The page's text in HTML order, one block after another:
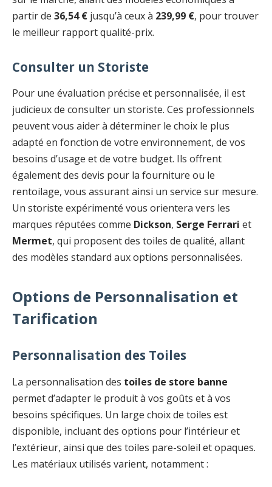
partir de 36,54 € jusqu’à ceux à 239,99 €, pour trouver
le meilleur rapport qualité-prix.
Consulter un Storiste
Pour une évaluation précise et personnalisée, il est
judicieux de consulter un storiste. Ces professionnels
peuvent vous aider à déterminer le choix le plus
adapté en fonction de votre environnement, de vos
besoins d’usage et de votre budget. Ils offrent
également des devis pour la fourniture ou le
rentoilage, vous assurant ainsi un service sur mesure.
Un storiste expérimenté vous orientera vers les
marques réputées comme Dickson, Serge Ferrari et
Mermet, qui proposent des toiles de qualité, allant
des modèles standard aux options personnalisées.
Options de Personnalisation et
Tarification
Personnalisation des Toiles
La personnalisation des toiles de store banne
permet d’adapter le produit à vos goûts et à vos
besoins spécifiques. Un large choix de toiles est
disponible, incluant des options pour l’intérieur et
l’extérieur, ainsi que des toiles pare-soleil et opaques.
Les matériaux utilisés varient, notamment :